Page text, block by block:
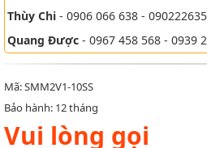
Thùy Chi - 0906 066 638 -
Quang Được - 0967 458 568 - 0939
Mã: SMM2V1-10SS
Bảo hành: 12 tháng
Vui lòng gọi